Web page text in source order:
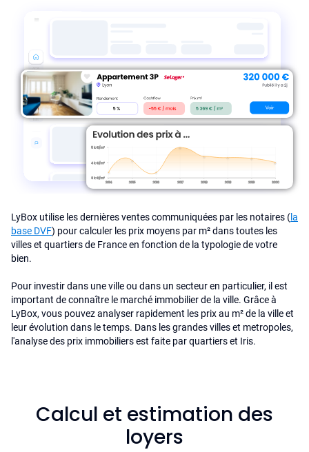
LyBox utilise les dernières ventes communiquées par les notaires (la
base DVF) pour calculer les prix moyens par m² dans toutes les
villes et quartiers de France en fonction de la typologie de votre
bien.
Pour investir dans une ville ou dans un secteur en particulier, il est
important de connaître le marché immobilier de la ville. Grâce à
LyBox, vous pouvez analyser rapidement les prix au m² de la ville et
leur évolution dans le temps. Dans les grandes villes et metropoles,
l'analyse des prix immobiliers est faite par quartiers et Iris.
Calcul et estimation des
loyers